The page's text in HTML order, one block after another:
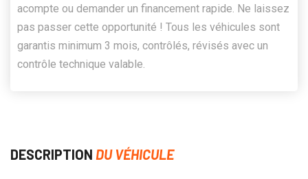
acompte ou demander un financement rapide. Ne laissez
pas passer cette opportunité ! Tous les véhicules sont
garantis minimum 3 mois, contrôlés, révisés avec un
contrôle technique valable.
DESCRIPTION DU VÉHICULE